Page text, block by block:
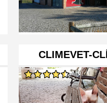
CLIMEVET-